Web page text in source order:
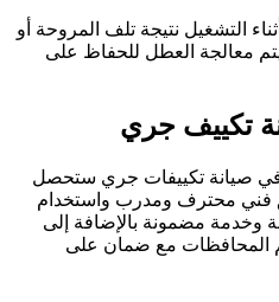
التشغيل نتيجة تلف المروحة أو
معالجة العطل للحفاظ على
تكييف جري
صيانة تكييفات جري ستحصل
فني محترف ومدرب واستخدام
وخدمة مضمونة بالإضافة إلى
المحافظات مع ضمان على